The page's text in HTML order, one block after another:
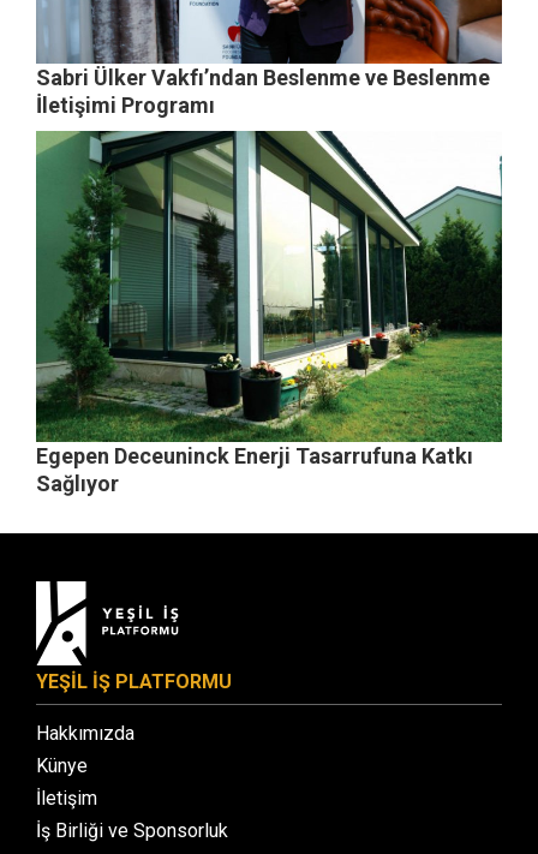
Sabri Ülker Vakfı’ndan Beslenme ve Beslenme
İletişimi Programı
Egepen Deceuninck Enerji Tasarrufuna Katkı
Sağlıyor
YEŞİL İŞ PLATFORMU
Hakkımızda
Künye
İletişim
İş Birliği ve Sponsorluk